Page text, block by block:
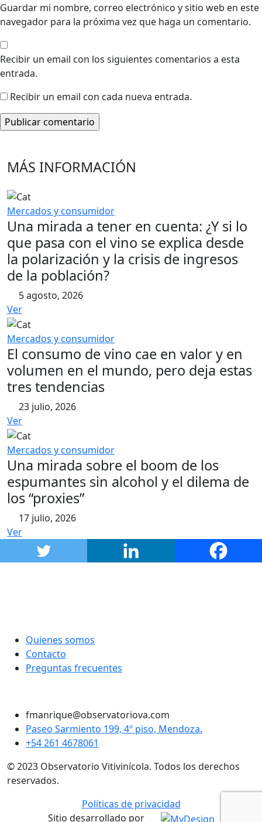
Guardar mi nombre, correo electrónico y sitio web en este
navegador para la próxima vez que haga un comentario.
Recibir un email con los siguientes comentarios a esta
entrada.
Recibir un email con cada nueva entrada.
MÁS INFORMACIÓN
Mercados y consumidor
Una mirada a tener en cuenta: ¿Y si lo
que pasa con el vino se explica desde
la polarización y la crisis de ingresos
de la población?
5 agosto, 2026
Ver
Mercados y consumidor
El consumo de vino cae en valor y en
volumen en el mundo, pero deja estas
tres tendencias
23 julio, 2026
Ver
Mercados y consumidor
Una mirada sobre el boom de los
espumantes sin alcohol y el dilema de
los “proxies”
17 julio, 2026
Ver
Quienes somos
Contacto
Preguntas frecuentes
fmanrique@observatoriova.com
Paseo Sarmiento 199, 4º piso, Mendoza.
+54 261 4678061
© 2023 Observatorio Vitivinícola. Todos los derechos
reservados.
Políticas de privacidad
Sitio desarrollado por